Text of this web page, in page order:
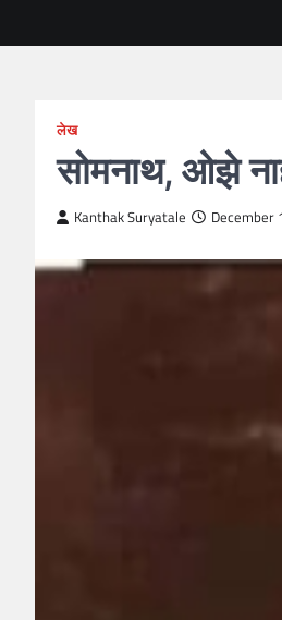
लेख
सोमनाथ, ओझे
Kanthak Suryatale December